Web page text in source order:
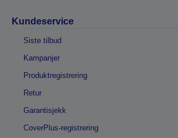
Kundeservice
Siste tilbud
Kampanjer
Produktregistrering
Retur
Garantisjekk
CoverPlus-registrering